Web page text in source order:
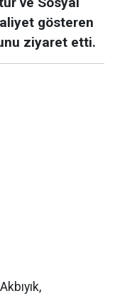
gösteren
ziyaret etti.